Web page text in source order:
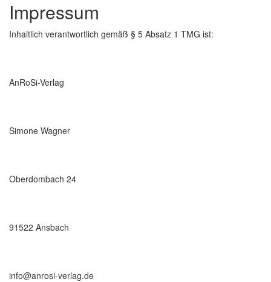
Impressum
Inhaltlich verantwortlich gemäß § 5 Absatz 1 TMG ist:
AnRoSi-Verlag
Simone Wagner
Oberdombach 24
91522 Ansbach
info@anrosi-verlag.de